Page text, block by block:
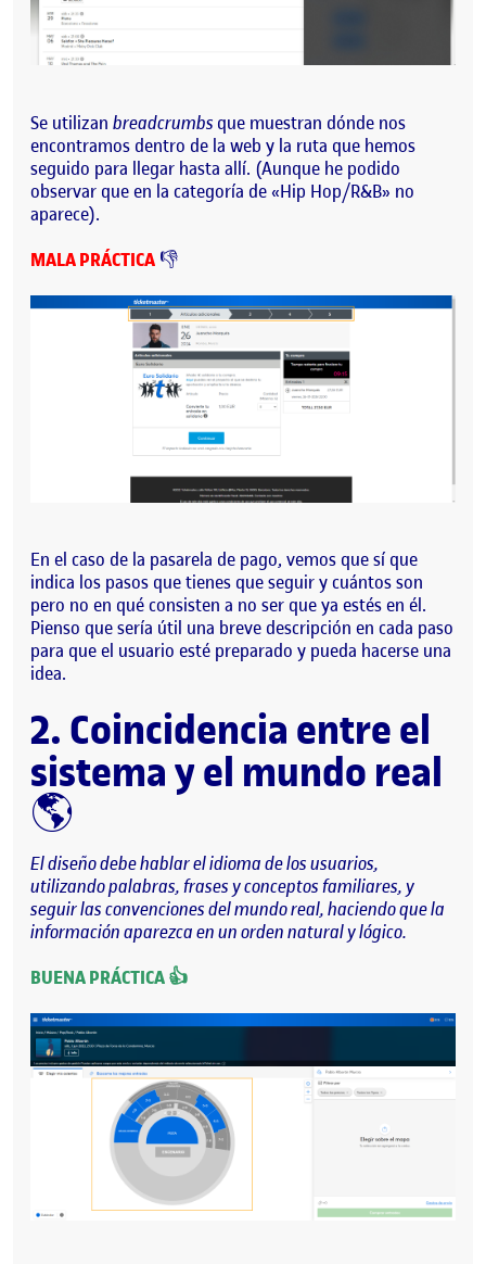
Se utilizan breadcrumbs que muestran dónde nos
encontramos dentro de la web y la ruta que hemos
seguido para llegar hasta allí. (Aunque he podido
observar que en la categoría de «Hip Hop/R&B» no
aparece).
MALA PRÁCTICA 👎
En el caso de la pasarela de pago, vemos que sí que
indica los pasos que tienes que seguir y cuántos son
pero no en qué consisten a no ser que ya estés en él.
Pienso que sería útil una breve descripción en cada paso
para que el usuario esté preparado y pueda hacerse una
idea.
2. Coincidencia entre el
sistema y el mundo real
🌎
El diseño debe hablar el idioma de los usuarios,
utilizando palabras, frases y conceptos familiares, y
seguir las convenciones del mundo real, haciendo que la
información aparezca en un orden natural y lógico.
BUENA PRÁCTICA 👍